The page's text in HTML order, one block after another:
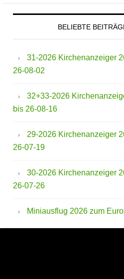
BELIEBTE
31-2026 Kirchenanzeiger
26-08-02
32+33-2026
bis 26-08-16
29-2026 Kirchenanzeiger
26-07-19
30-2026 Kirchenanzeiger
26-07-26
Miniausflug 2026 zum